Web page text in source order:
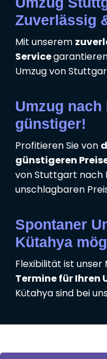
Zuverlässig
Mit unserem
Service
Umzug von
Umzug
günstiger!
Profitieren Sie von
günstigeren
von Stuttgart nach
unschlagbaren
Spontaner
Kütahya
Flexibilität ist unser
Termine für Ihren
Kütahya sind bei